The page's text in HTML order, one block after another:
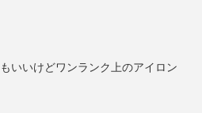
いいけどワンランク上のアイロン